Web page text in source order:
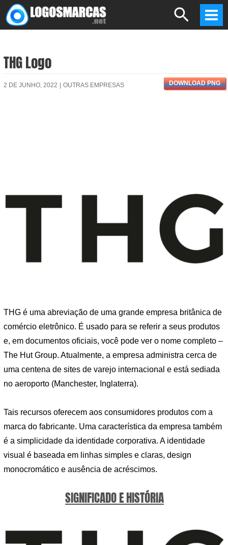
Skip
to
Search
THG Logo
2 DE JUNHO, 2022 OUTRAS EMPRESAS DOWNLOAD PNG
THG é uma abreviação de uma grande empresa britânica de
comércio eletrônico. É usado para se referir a seus produtos
e, em documentos oficiais, você pode ver o nome completo –
The Hut Group. Atualmente, a empresa administra cerca de
uma centena de sites de varejo internacional e está sediada
no aeroporto (Manchester, Inglaterra).
Tais recursos oferecem aos consumidores produtos com a
marca do fabricante. Uma característica da empresa também
é a simplicidade da identidade corporativa. A identidade
visual é baseada em linhas simples e claras, design
monocromático e ausência de acréscimos.
SIGNIFICADO E HISTÓRIA